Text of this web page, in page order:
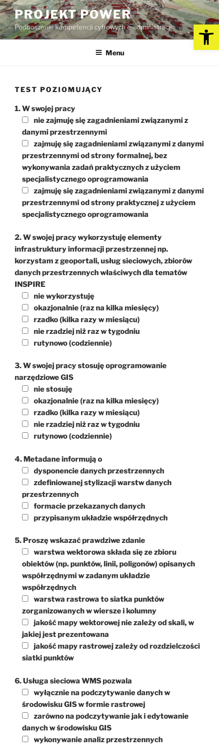
Przejdź
do
treści
PROJEKT POWER
Podnoszenie kompetencji cyfrowych e-administracji
Menu
TEST POZIOMUJĄCY
1. W swojej pracy
nie zajmuję się zagadnieniami związanymi z
danymi przestrzennymi
zajmuję się zagadnieniami związanymi z danymi
przestrzennymi od strony formalnej, bez
wykonywania zadań praktycznych z użyciem
specjalistycznego oprogramowania
zajmuję się zagadnieniami związanymi z danymi
przestrzennymi od strony praktycznej z użyciem
specjalistycznego oprogramowania
2. W swojej pracy wykorzystuję elementy
infrastruktury informacji przestrzennej np.
korzystam z geoportali, usług sieciowych, zbiorów
danych przestrzennych właściwych dla tematów
INSPIRE
nie wykorzystuję
okazjonalnie (raz na kilka miesięcy)
rzadko (kilka razy w miesiącu)
nie rzadziej niż raz w tygodniu
rutynowo (codziennie)
3. W swojej pracy stosuję oprogramowanie
narzędziowe GIS
nie stosuję
okazjonalnie (raz na kilka miesięcy)
rzadko (kilka razy w miesiącu)
nie rzadziej niż raz w tygodniu
rutynowo (codziennie)
4. Metadane informują o
dysponencie danych przestrzennych
zdefiniowanej stylizacji warstw danych
przestrzennych
formacie przekazanych danych
przypisanym układzie współrzędnych
5. Proszę wskazać prawdziwe zdanie
warstwa wektorowa składa się ze zbioru
obiektów (np. punktów, linii, poligonów) opisanych
współrzędnymi w zadanym układzie
współrzędnych
warstwa rastrowa to siatka punktów
zorganizowanych w wiersze i kolumny
jakość mapy wektorowej nie zależy od skali, w
jakiej jest prezentowana
jakość mapy rastrowej zależy od rozdzielczości
siatki punktów
6. Usługa sieciowa WMS pozwala
wyłącznie na podczytywanie danych w
środowisku GIS w formie rastrowej
zarówno na podczytywanie jak i edytowanie
danych w środowisku GIS
wykonywanie analiz przestrzennych